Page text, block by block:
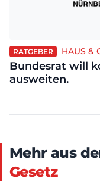
RATGEBER HAUS &
Bundesrat will
ausweiten.
Mehr aus
Gesetz